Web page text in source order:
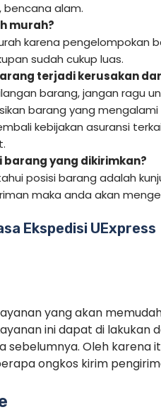
alam.
murah?
karena pengelompokan
sudah cukup luas.
terjadi kerusakan
barang, jangan ragu
barang yang
kebijakan asuransi
yang dikirimkan?
posisi barang adalah
maka anda akan
Ekspedisi UExpress
yang akan
ini dapat di lakukan
sebelumnya. Oleh
ongkos kirim